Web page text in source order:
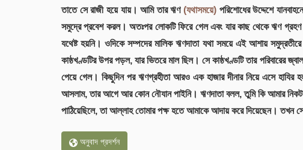
তাতে সে রাজী হয়ে যায়। আমি তার ঋণ (যথাসময়ে) পরিশোধের উদ্দেশে
সমুদ্রে প্রবেশ করল। অতঃপর লোকটি ফিরে গেল এবং যার কাছ থেকে ঋণ গ্রহণ
যথেষ্ট হয়নি। ওদিকে সম্পদের মালিক ঋণদাতা যথা সময়ে এই আশায়
কাষ্ঠখণ্ডটির উপর পড়ল, যার ভিতরে মাল ছিল। সে কাষ্ঠখণ্ডটি তার পরিবারের
পেয়ে গেল। কিছুদিন পর ঋণগ্রহীতা আরও এক হাজার দীনার নিয়ে এসে
আসলাম, তার আগে আর কোন নৌযান পাইনি। ঋণদাতা বলল, তুমি কি আমার
পাঠিয়েছিলে, তা আল্লাহ তোমার পক্ষ হতে আমাকে আদায় করে দিয়েছেন। তখন
অনুবাদ প্রদর্শন